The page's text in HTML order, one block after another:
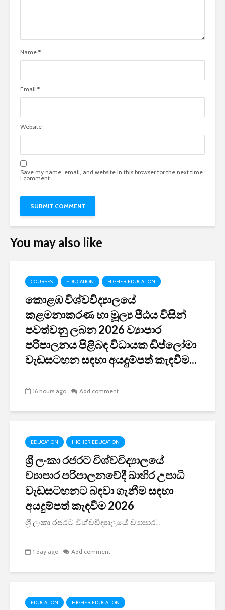
Name *
Email *
Website
Save my name, email, and website in this browser for the next time
I comment.
You may also like
COURSES EDUCATION HIGHER EDUCATION
කොළඹ විශ්වවිද්‍යාලයේ
කළමනාකරණ හා මූල්‍ය පීඨය විසින්
පවත්වනු ලබන 2026 ව්‍යාපාර
පරිපාලනය පිළිබඳ විධායක ඩිප්ලෝමා
වැඩසටහන සඳහා අයදුම්පත් කැඳවීම...
16 hours ago Add comment
EDUCATION HIGHER EDUCATION
ශ්‍රී ලංකා රජරට විශ්වවිද්‍යාලයේ
ව්‍යාපාර පරිපාලනවේදී බාහිර උපාධි
වැඩසටහනට බඳවා ගැනීම සඳහා
අයදුම්පත් කැඳවීම 2026
ශ්‍රී ලංකා රජරට විශ්වවිද්‍යාලයේ ව්‍යාපාර...
1 day ago Add comment
EDUCATION HIGHER EDUCATION